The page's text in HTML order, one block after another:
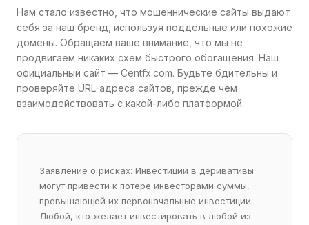
Нам стало известно, что мошеннические сайты выдают
себя за наш бренд, используя поддельные или похожие
домены. Обращаем ваше внимание, что мы не
продвигаем никаких схем быстрого обогащения. Наш
официальный сайт — Centfx.com. Будьте бдительны и
проверяйте URL-адреса сайтов, прежде чем
взаимодействовать с какой-либо платформой.
Заявление о рисках: Инвестиции в деривативы
могут привести к потере инвесторами суммы,
превышающей их первоначальные инвестиции.
Любой, кто желает инвестировать в любой из